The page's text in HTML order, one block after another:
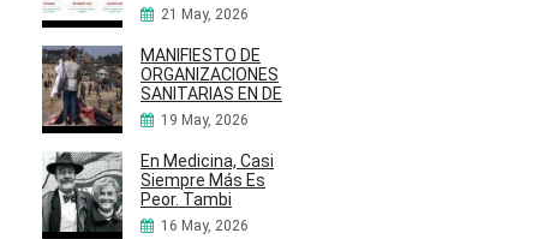
21 May, 2026
MANIFIESTO DE
ORGANIZACIONES
SANITARIAS EN DE
19 May, 2026
En Medicina, Casi
Siempre Más Es
Peor. Tambi
16 May, 2026